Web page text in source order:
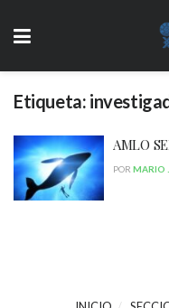
Etiqueta:
AMLO
POR MARIO